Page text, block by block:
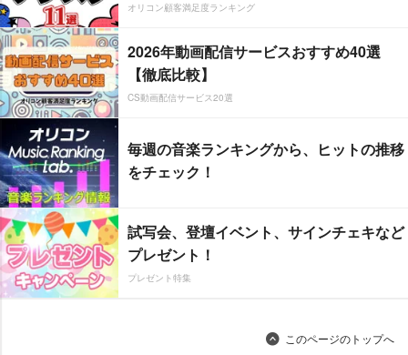
オリコン顧客満足度ランキング
2026年動画配信サービスおすすめ40選
【徹底比較】
CS動画配信サービス20選
毎週の音楽ランキングから、ヒットの推移
をチェック！
試写会、登壇イベント、サインチェキなど
プレゼント！
プレゼント特集
このページのトップへ